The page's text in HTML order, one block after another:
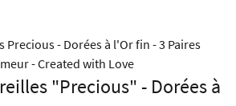
"Precious" - Dorées à